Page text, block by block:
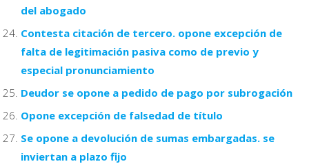
del abogado
Contesta citación de tercero. opone excepción de
falta de legitimación pasiva como de previo y
especial pronunciamiento
Deudor se opone a pedido de pago por subrogación
Opone excepción de falsedad de título
Se opone a devolución de sumas embargadas. se
inviertan a plazo fijo